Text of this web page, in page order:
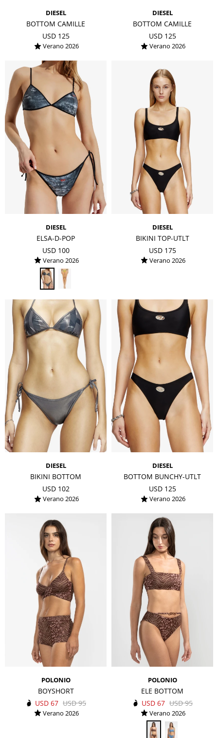
DIESEL
BOTTOM CAMILLE
USD 125
Verano 2026
DIESEL
BOTTOM CAMILLE
USD 125
Verano 2026
DIESEL
ELSA-D-POP
USD 100
Verano 2026
DIESEL
BIKINI TOP-UTLT
USD 175
Verano 2026
DIESEL
BIKINI BOTTOM
USD 102
Verano 2026
DIESEL
BOTTOM BUNCHY-UTLT
USD 125
Verano 2026
POLONIO
BOYSHORT
USD 67 USD 95
Verano 2026
POLONIO
ELE BOTTOM
USD 67 USD 95
Verano 2026